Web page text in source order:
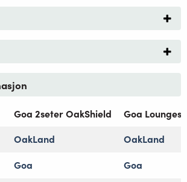
Goa 2seter OakShield
Goa
OakLand
OakLand
Goa
Goa